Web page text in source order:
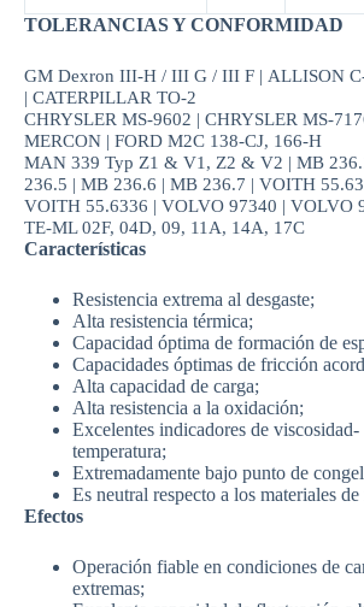
TOLERANCIAS Y CONFORMIDAD
GM Dexron III-H / III G / III F | ALLISON
| CATERPILLAR TO-2
CHRYSLER MS-9602 | CHRYSLER MS-
MERCON | FORD M2C 138-CJ, 166-H
MAN 339 Typ Z1 & V1, Z2 & V2 | MB
236.5 | MB 236.6 | MB 236.7 | VOITH
VOITH 55.6336 | VOLVO 97340 | VOLVO
TE-ML 02F, 04D, 09, 11A, 14A, 17C
Características
Resistencia extrema al desgaste;
Alta resistencia térmica;
Capacidad óptima de formación de
Capacidades óptimas de fricción
Alta capacidad de carga;
Alta resistencia a la oxidación;
Excelentes indicadores de viscosidad-
temperatura;
Extremadamente bajo punto de
Es neutral respecto a los materiales
Efectos
Operación fiable en condiciones de
extremas;